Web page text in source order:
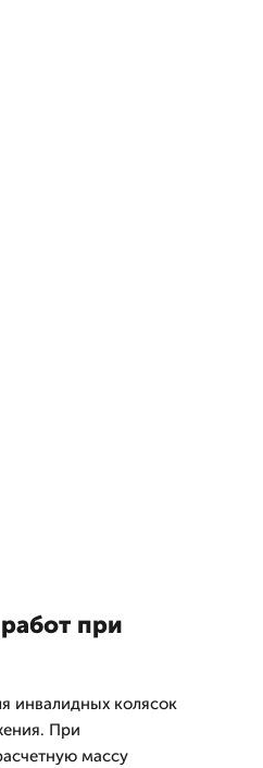
при
инвалидных колясок
При
массу